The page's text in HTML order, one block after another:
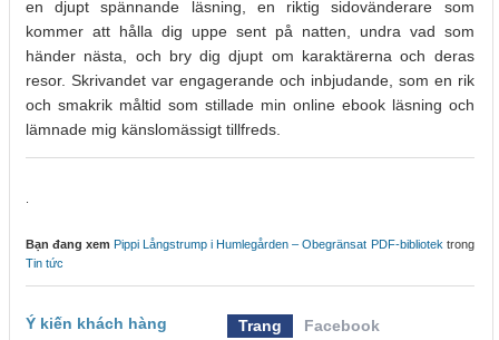
en djupt spännande läsning, en riktig sidovänderare som
kommer att hålla dig uppe sent på natten, undra vad som
händer nästa, och bry dig djupt om karaktärerna och deras
resor. Skrivandet var engagerande och inbjudande, som en rik
och smakrik måltid som stillade min online ebook läsning och
lämnade mig känslomässigt tillfreds.
Bạn đang xem Pippi Långstrump i Humlegården – Obegränsat PDF-bibliotek trong
Tin tức
Ý kiến khách hàng Trang
Facebook